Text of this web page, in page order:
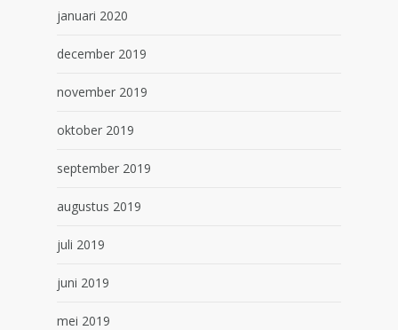
januari 2020
december 2019
november 2019
oktober 2019
september 2019
augustus 2019
juli 2019
juni 2019
mei 2019